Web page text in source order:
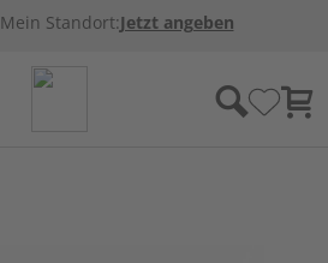
Mein Standort:Jetzt angeben